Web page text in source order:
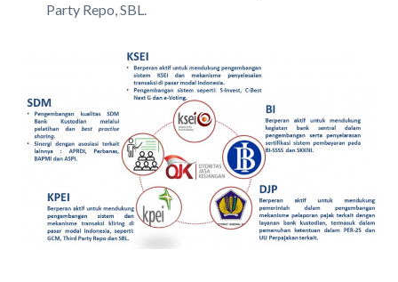
Party Repo, SBL.